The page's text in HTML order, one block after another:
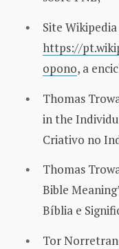
Site Wikipedia
https://
opono, a
Thomas
in the
Criativo no
Thomas
Bible
Bíblia e
Tor